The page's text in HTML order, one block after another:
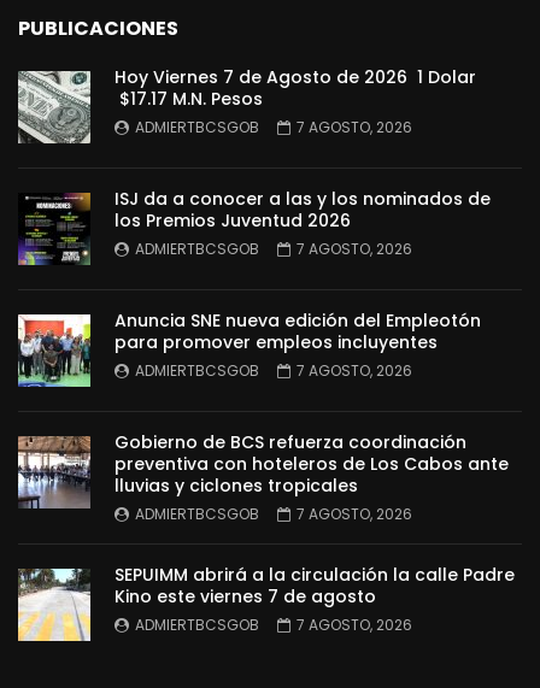
PUBLICACIONES
Hoy Viernes 7 de Agosto de 2026 1 Dolar
$17.17 M.N. Pesos
ADMIERTBCSGOB 7 AGOSTO, 2026
ISJ da a conocer a las y los nominados de
los Premios Juventud 2026
ADMIERTBCSGOB 7 AGOSTO, 2026
Anuncia SNE nueva edición del Empleotón
para promover empleos incluyentes
ADMIERTBCSGOB 7 AGOSTO, 2026
Gobierno de BCS refuerza coordinación
preventiva con hoteleros de Los Cabos ante
lluvias y ciclones tropicales
ADMIERTBCSGOB 7 AGOSTO, 2026
SEPUIMM abrirá a la circulación la calle Padre
Kino este viernes 7 de agosto
ADMIERTBCSGOB 7 AGOSTO, 2026